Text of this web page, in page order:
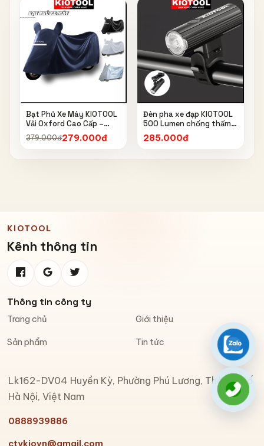
Bạt Phủ Xe Máy KIOTOOL
Vải Oxford Cao Cấp –
Chống Nắng, Chống Mưa,
Chống Bụi, Chống Tia UV,
379.000đ279.000đ
Đèn pha xe đạp KIOTOOL
500 Lumen chống thấm
nước IPX6 6603
285.000đ
KIOTOOL
Kênh thông tin
Thông tin công ty
Trang chủ Giới thiệu
Sản phẩm Tin tức
Lk162-DV04 Huyền Kỳ, Phường Phú Lương, Thành phố
Hà Nội, Việt Nam
0888939886
ctykiovn@gmail.com
Zalo
Gọi